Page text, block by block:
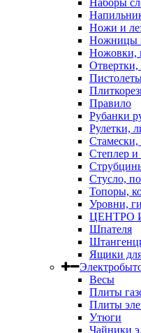
Наборы
Ножи и
Ножницы
Ножовки,
Правило
Рубанки
Рулетки,
Стамески,
Степлер и
Стусло,
Топоры,
Уровни,
ЦЕНТРО
Шпателя
Ящики
Весы
Плиты
Плиты
Утюги
Чайники